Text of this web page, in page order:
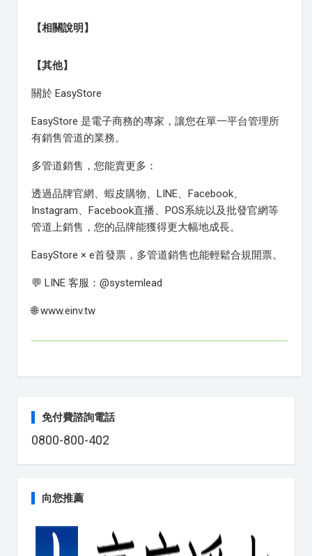
【相關說明】
【其他】
關於 EasyStore
EasyStore 是電子商務的專家，讓您在單一平台管理所
有銷售管道的業務。
多管道銷售，您能賣更多：
透過品牌官網、蝦皮購物、LINE、Facebook、
Instagram、Facebook直播、POS系統以及批發官網等
管道上銷售，您的品牌能獲得更大幅地成長。
EasyStore × e首發票，多管道銷售也能輕鬆合規開票。
💬 LINE 客服：@systemlead
🌐 www.einv.tw
免付費諮詢電話
0800-800-402
向您推薦